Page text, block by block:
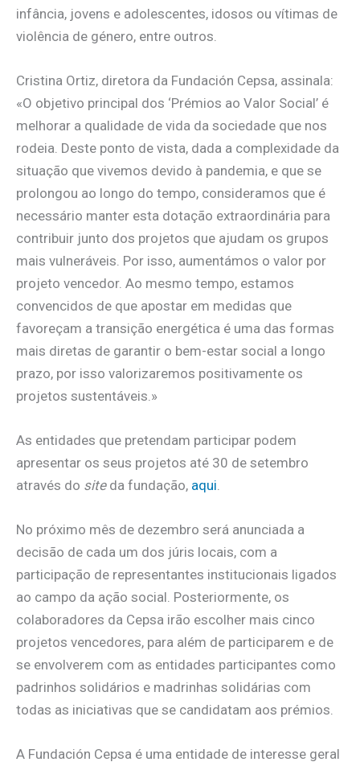
infância, jovens e adolescentes, idosos ou vítimas de
violência de género, entre outros.
Cristina Ortiz, diretora da Fundación Cepsa, assinala:
«O objetivo principal dos ‘Prémios ao Valor Social’ é
melhorar a qualidade de vida da sociedade que nos
rodeia. Deste ponto de vista, dada a complexidade da
situação que vivemos devido à pandemia, e que se
prolongou ao longo do tempo, consideramos que é
necessário manter esta dotação extraordinária para
contribuir junto dos projetos que ajudam os grupos
mais vulneráveis. Por isso, aumentámos o valor por
projeto vencedor. Ao mesmo tempo, estamos
convencidos de que apostar em medidas que
favoreçam a transição energética é uma das formas
mais diretas de garantir o bem-estar social a longo
prazo, por isso valorizaremos positivamente os
projetos sustentáveis.»
As entidades que pretendam participar podem
apresentar os seus projetos até 30 de setembro
através do siteda fundação, aqui
No próximo mês de dezembro será anunciada a
decisão de cada um dos júris locais, com a
participação de representantes institucionais ligados
ao campo da ação social. Posteriormente, os
colaboradores da Cepsa irão escolher mais cinco
projetos vencedores, para além de participarem e de
se envolverem com as entidades participantes como
padrinhos solidários e madrinhas solidárias com
todas as iniciativas que se candidatam aos prémios.
A Fundación Cepsa é uma entidade de interesse geral